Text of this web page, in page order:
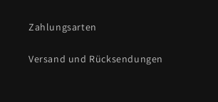
Zahlungsarten
Versand und Rücksendungen